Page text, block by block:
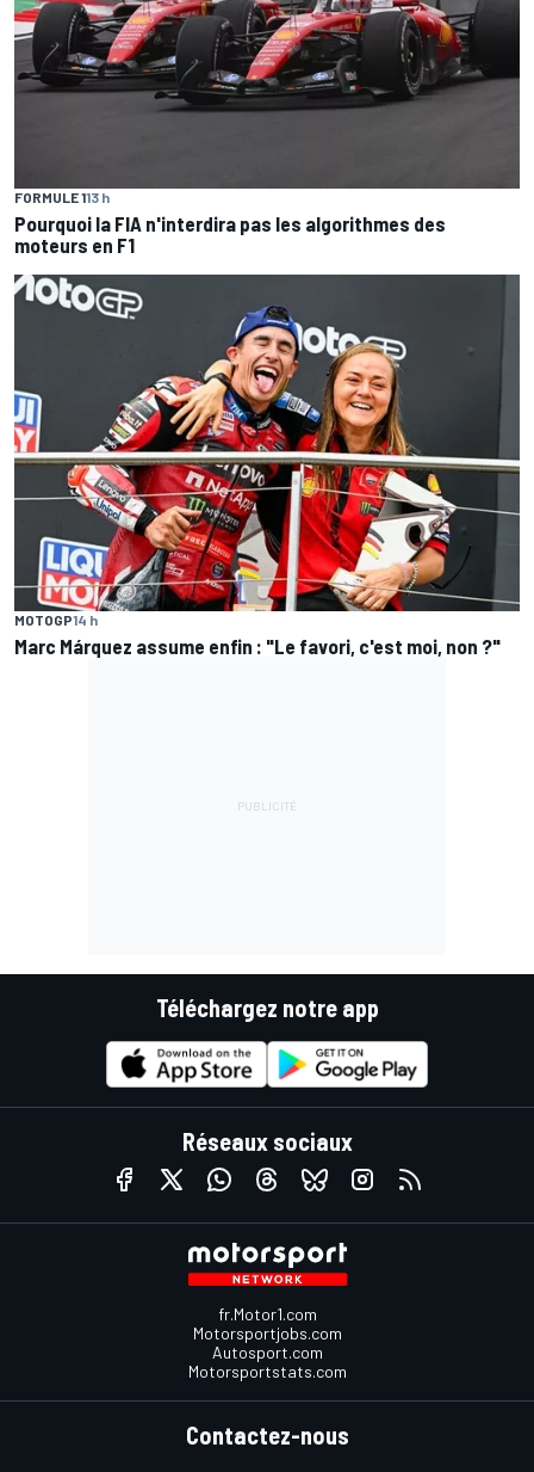
FORMULE 113 h
Pourquoi la FIA n'interdira pas les algorithmes des
moteurs en F1
MOTOGP14 h
Marc Márquez assume enfin : "Le favori, c'est moi, non ?"
Téléchargez notre app
Réseaux sociaux
fr.Motor1.com
Motorsportjobs.com
Autosport.com
Motorsportstats.com
Contactez-nous